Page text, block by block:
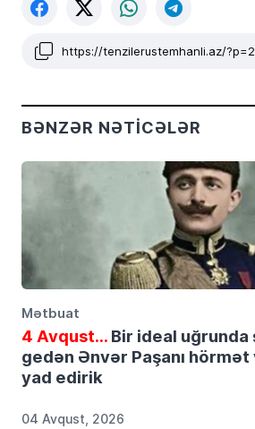
https://tenzilerustemhanli.az/
BƏNZƏR NƏTICƏLƏR
Mətbuat
4 Avqust…Bir ideal
gedən Ənvər Paşanı
yad edirik
04 Avqust, 2026